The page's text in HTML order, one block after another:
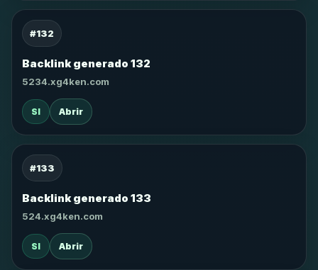
#132
Backlink generado 132
5234.xg4ken.com
SI Abrir
#133
Backlink generado 133
524.xg4ken.com
SI Abrir